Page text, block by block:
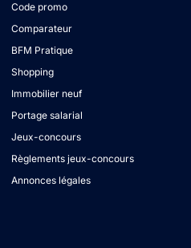
Code promo
Comparateur
BFM Pratique
Shopping
Immobilier neuf
Portage salarial
Jeux-concours
Règlements jeux-concours
Annonces légales